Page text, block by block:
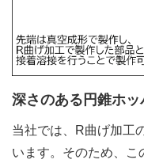
深さのある円錐ホ
当社では、R曲げ加工
います。そのため、こ